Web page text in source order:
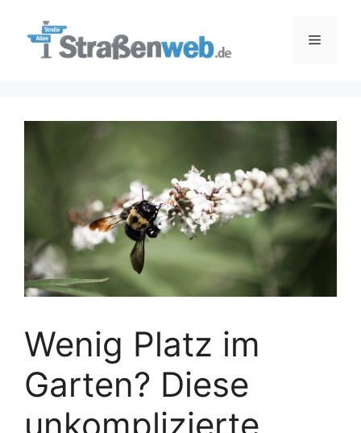
Menü
Wenig Platz im
Garten? Diese
unkomplizierte